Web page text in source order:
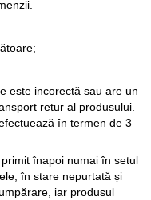
este incorectă sau are un
retur al produsului.
în termen de 3
înapoi numai în setul
în stare nepurtată și
iar produsul